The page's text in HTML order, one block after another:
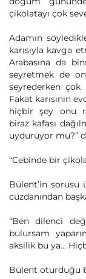
çikolatayı çok
Adamın
karısıyla kavga
Arabasına da
seyretmek de
seyrederken çok
Fakat karısının
hiçbir şey onu
biraz kafası
uyduruyor mu?”
“Cebinde bir
Bülent’in sorusu
cüzdanından
“Ben dilenci
bulursam
aksilik bu ya...
Bülent oturduğu